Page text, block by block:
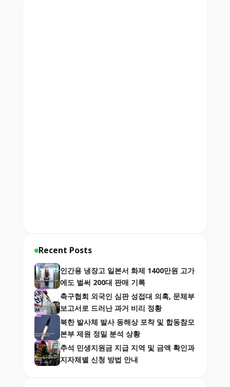
Recent Posts
인간용 냉장고 일본서 화제 1400만원 고가
에도 벌써 200대 판매 기록
축구협회 외국인 심판 성접대 의혹, 문체부
보고서로 드러난 과거 비리 정황
북한 발사체 발사 동해상 포착 및 합동참모
본부 제원 정밀 분석 상황
추석 민생지원금 지급 지역 및 금액 확인과
지자체별 신청 방법 안내